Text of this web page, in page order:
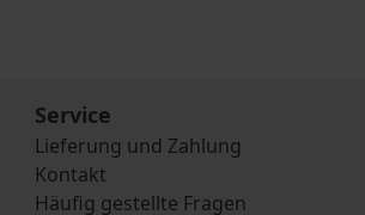
Service
Lieferung und Zahlung
Kontakt
Häufig gestellte Fragen